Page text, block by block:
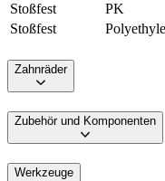
Stoßfest
PK
Stoßfest
Zahnräder
Zubehör und Komponenten
Werkzeuge